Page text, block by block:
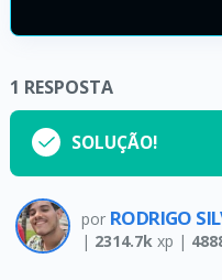
1 RESPOSTA
SOLUÇÃO!
por RODRIGO
| 2314.7kxp |